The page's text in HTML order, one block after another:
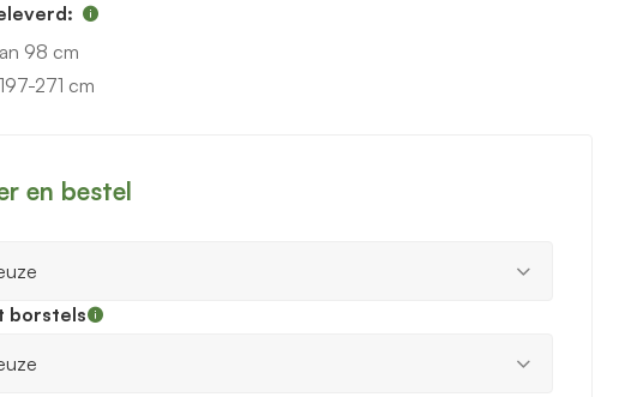
98 cm
271 cm
en bestel
borstels